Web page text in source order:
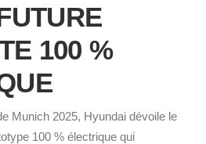
100 %
Munich 2025, Hyundai dévoile le
100 % électrique qui